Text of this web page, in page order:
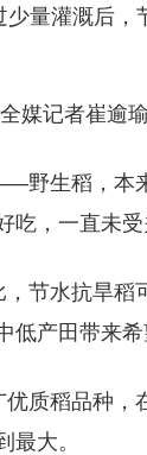
量灌溉后，
媒记者崔逾
野生稻，本
吃，一直未受
节水抗旱稻
低产田带来希
质稻品种，
最大。